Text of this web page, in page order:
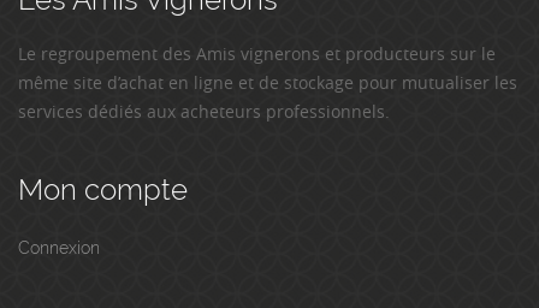
Le regroupement des Amis vignerons et producteurs sur le
même site d’achat en ligne et de stockage pour mutualiser les
services dédiés aux acheteurs professionnels.
Mon compte
Connexion